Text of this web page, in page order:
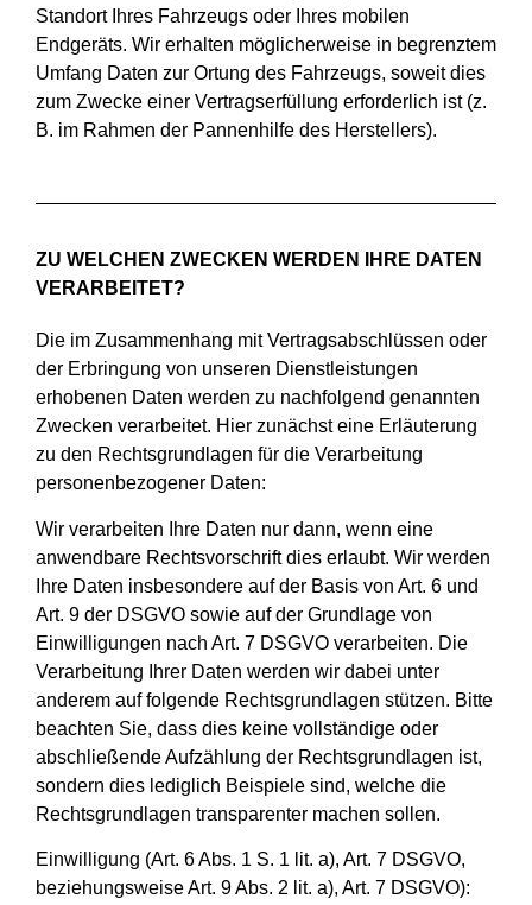
Standort Ihres Fahrzeugs oder Ihres mobilen
Endgeräts. Wir erhalten möglicherweise in begrenztem
Umfang Daten zur Ortung des Fahrzeugs, soweit dies
zum Zwecke einer Vertragserfüllung erforderlich ist (z.
B. im Rahmen der Pannenhilfe des Herstellers).
ZU WELCHEN ZWECKEN WERDEN IHRE DATEN
VERARBEITET?
Die im Zusammenhang mit Vertragsabschlüssen oder
der Erbringung von unseren Dienstleistungen
erhobenen Daten werden zu nachfolgend genannten
Zwecken verarbeitet. Hier zunächst eine Erläuterung
zu den Rechtsgrundlagen für die Verarbeitung
personenbezogener Daten:
Wir verarbeiten Ihre Daten nur dann, wenn eine
anwendbare Rechtsvorschrift dies erlaubt. Wir werden
Ihre Daten insbesondere auf der Basis von Art. 6 und
Art. 9 der DSGVO sowie auf der Grundlage von
Einwilligungen nach Art. 7 DSGVO verarbeiten. Die
Verarbeitung Ihrer Daten werden wir dabei unter
anderem auf folgende Rechtsgrundlagen stützen. Bitte
beachten Sie, dass dies keine vollständige oder
abschließende Aufzählung der Rechtsgrundlagen ist,
sondern dies lediglich Beispiele sind, welche die
Rechtsgrundlagen transparenter machen sollen.
Einwilligung (Art. 6 Abs. 1 S. 1 lit. a), Art. 7 DSGVO,
beziehungsweise Art. 9 Abs. 2 lit. a), Art. 7 DSGVO):